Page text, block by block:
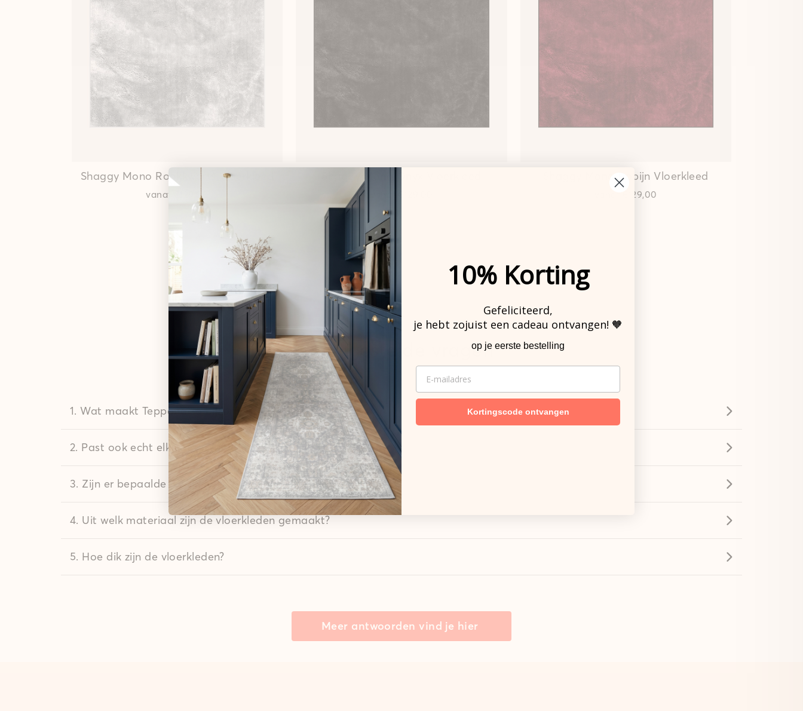
Shaggy Mono Rookkwarts Vloerkleed
vanaf €129,00
Shaggy Mono Robijn Vloerkleed
€129,00
Veelgestelde vragen
1. Wat maakt Teppana zo bijzonder?
2. Past ook echt elke maat in de wasmachine?
3. Zijn er bepaalde was-regels?
4. Uit welk materiaal zijn de vloerkleden gemaakt?
5. Hoe dik zijn de vloerkleden?
Meer antwoorden vind je hier
10% Korting
Gefeliciteerd,
je hebt zojuist een cadeau ontvangen! 🧡
op je eerste bestelling
EMAIL
Kortingscode ontvangen